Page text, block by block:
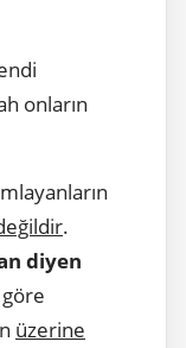
onların
.
diyen
üzerine